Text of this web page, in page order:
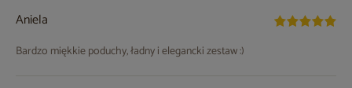
Aniela
Bardzo miękkie poduchy, ładny i elegancki zestaw :)